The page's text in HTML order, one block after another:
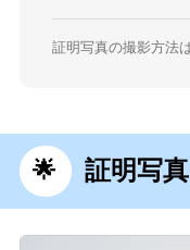
証明写真の撮影方法
証明写